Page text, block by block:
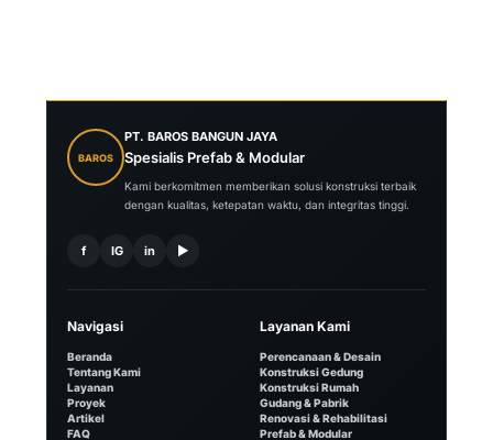
BAROS
PT. BAROS BANGUN JAYA
Spesialis Prefab & Modular
Kami berkomitmen memberikan solusi konstruksi terbaik
dengan kualitas, ketepatan waktu, dan integritas tinggi.
f IG in ▶
Navigasi
Beranda
Tentang Kami
Layanan
Proyek
Artikel
FAQ
Layanan Kami
Perencanaan & Desain
Konstruksi Gedung
Konstruksi Rumah
Gudang & Pabrik
Renovasi & Rehabilitasi
Prefab & Modular